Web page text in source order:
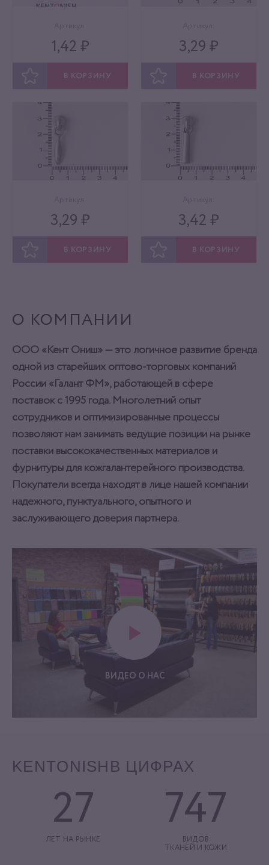
1,42 ₽
В КОРЗИНУ
3,29 ₽
В КОРЗИНУ
3,29 ₽
В КОРЗИНУ
3,42 ₽
В КОРЗИНУ
О КОМПАНИИ
ООО «Кент Ониш» — это логичное развитие бренда
одной из старейших оптово-торговых компаний
России «Галант ФМ», работающей в сфере
поставок с 1995 года. Многолетний опыт
сотрудников и оптимизированные процессы
позволяют нам занимать ведущие позиции на рынке
поставки высококачественных материалов и
фурнитуры для кожгалантерейного производства.
Покупатели всегда находят в лице нашей компании
надежного, пунктуального, опытного и
заслуживающего доверия партнера.
ВИДЕО О НАС
KENTONISH В ЦИФРАХ
27
ЛЕТ НА РЫНКЕ
747
ВИДОВ
ТКАНЕЙ И КОЖИ